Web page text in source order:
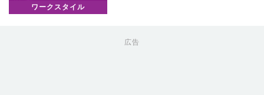
ワークスタイル
広告